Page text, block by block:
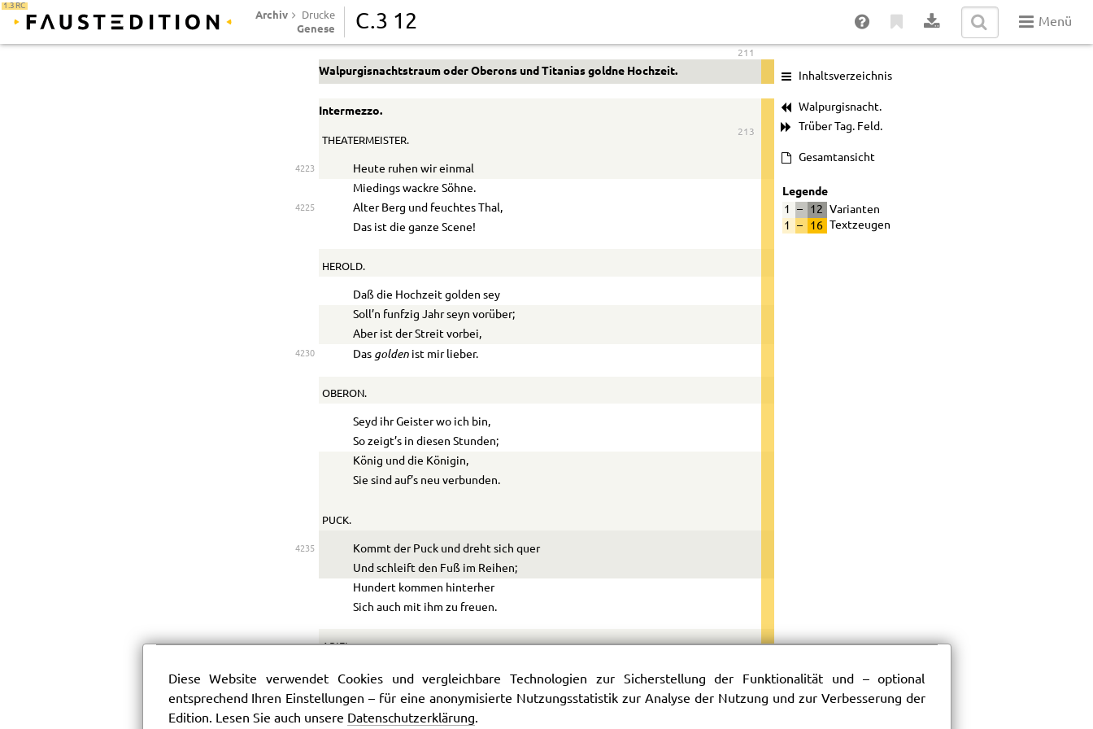
1.3 RC
Archiv Drucke
Genese C.3 12 Menü
211
Walpurgisnachtstraum oderOberons und Titanias goldne Hochzeit.
Intermezzo.
213
THEATERMEISTER.
4223
Heute ruhen wir einmal
Miedings wackre Söhne.
4225
Alter Berg und feuchtes Thal,
Das ist die ganze Scene!
HEROLD.
Daß die Hochzeit golden sey
Soll’n funfzig Jahr seyn vorüber;
Aber ist der Streit vorbei,
4230 Das golden ist mir lieber.
OBERON.
Seyd ihr Geister wo ich bin,
So zeigt’s in diesen Stunden;
König und die Königin,
Sie sind auf’s neu verbunden.
PUCK.
4235
Kommt der Puck und dreht sich quer
Und schleift den Fuß im Reihen;
Hundert kommen hinterher
Sich auch mit ihm zu freuen.
ARIEL.
Ariel bewegt den Sang
4240
In himmlisch reinen Tönen;
Viele Fratzen lockt sein Klang,
Inhaltsverzeichnis
Walpurgisnacht.
Trüber Tag. Feld.
Gesamtansicht
Legende
1 – 12
Varianten
1
– 16 Textzeugen
Diese Website verwendet Cookies und vergleichbare Technologien zur Sicherstellung der Funktionalität und – optional
entsprechend Ihren Einstellungen – für eine anonymisierte Nutzungsstatistik zur Analyse der Nutzung und zur Verbesserung der
Edition. Lesen Sie auch unsere Datenschutzerklärung.